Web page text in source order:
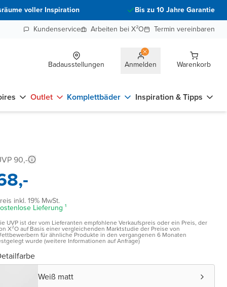
voller Inspiration
Bis zu 10 Jahre Garantie
Kundenservice
Arbeiten bei X²O Termin vereinbaren
Badausstellungen Anmelden Warenkorb
Outlet Komplettbäder Inspiration & Tipps
90,-
inkl. 19% MwSt.
Lieferung ¹
UVP ist der vom Lieferanten empfohlene Verkaufspreis oder ein Preis, der
X²O auf Basis einer vergleichenden Marktstudie der Preise von
für ähnliche Produkte in den vergangenen 6 Monaten
wurde (weitere Informationen auf Anfrage)
Weiß matt